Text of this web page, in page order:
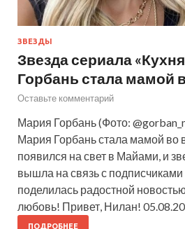
ЗВЕЗДЫ
Звезда сериала
Горбань стала мамой
Оставьте комментарий
Мария Горбань (Фото:
Мария Горбань стала мамой во
появился на свет в Майами, и
вышла на связь с подписчиками
поделилась радостной
любовь! Привет, Нилан!
ПОДРОБНЕЕ